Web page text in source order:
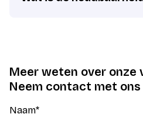
Meer weten over onze
Neem contact met ons
Naam*